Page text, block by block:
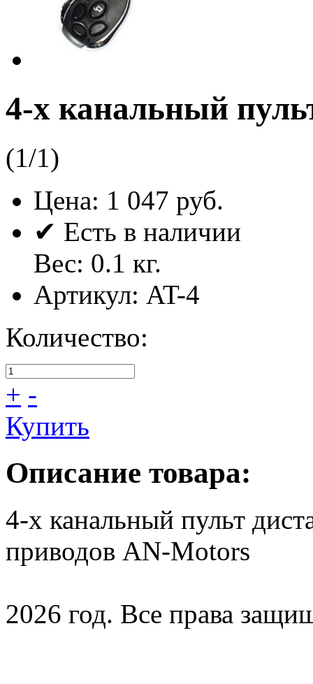
4-х канальный
(1/1)
Цена: 1 047 руб.
✔ Есть в наличии
Вес: 0.1 кг.
Артикул: AT-4
Количество:
+ -
Купить
Описание товара:
4-х канальный пульт
приводов AN-Motors
2026 год. Все права